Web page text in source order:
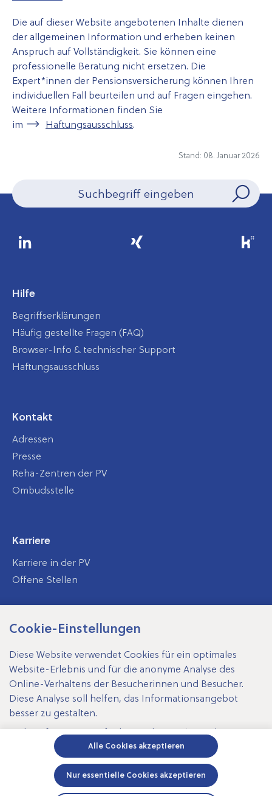
Cookie-Einstellungen
Diese Website verwendet Cookies für ein optimales
Website-Erlebnis und für die anonyme Analyse des
Online-Verhaltens der Besucherinnen und Besucher.
Diese Analyse soll helfen, das Informationsangebot
besser zu gestalten.
Mehr Informationen finden Sie hier:
Cookie-
Datenschutz-Erklärung
Impressum
Die Einstellungen können Sie jederzeit bei
Cookie-Einstellungenändern.
Alle Cookies akzeptieren
Nur essentielle Cookies akzeptieren
Die auf dieser Website angebotenen Inhalte dienen
der allgemeinen Information und erheben keinen
Anspruch auf Vollständigkeit. Sie können eine
professionelle Beratung nicht ersetzen. Die
Expert*innen der Pensionsversicherung können Ihren
individuellen Fall beurteilen und auf Fragen eingehen.
Weitere Informationen finden Sie
im
Haftungsausschluss.
Stand: 08. Januar 2026
Hilfe
Begriffserklärungen
Häufig gestellte Fragen (FAQ)
Browser-Info & technischer Support
Haftungsausschluss
Kontakt
Adressen
Presse
Reha-Zentren der PV
Ombudsstelle
Karriere
Karriere in der PV
Offene Stellen
SV-Träger
Impressum
Datenschutz
Cookie-Erklärung
Barrierefreiheit